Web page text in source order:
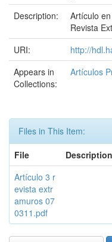
Description:
Artículo
Revista
URI:
http://
Appears in
Collections:
Artículos
Files in This Item:
File
Description
Artículo 3 r
evista extr
amuros 07
0311.pdf